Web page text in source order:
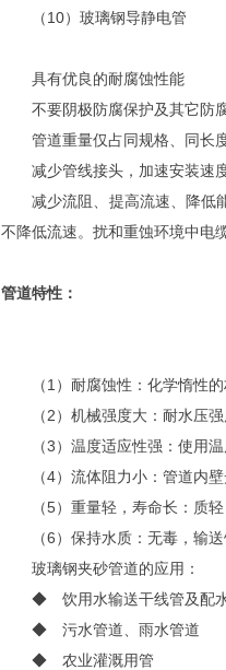
（10）玻璃钢导静电管
具有优良的耐腐蚀性能
不要阴极防腐保护及其它防
管道重量仅占同规格、同长
减少管线接头，加速安装速
减少流阻、提高流速、降低
不降低流速。扰和重蚀环境中电
管道特性：
（1）耐腐蚀性：化学惰性
（2）机械强度大：耐水压
（3）温度适应性强：使用
（4）流体阻力小：管道内
（5）重量轻，寿命长：质
（6）保持水质：无毒，输
玻璃钢夹砂管道的应用：
◆ 饮用水输送干线管及配
◆ 污水管道、雨水管道
◆ 农业灌溉用管